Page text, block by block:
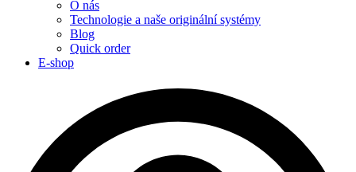
O nás
Technologie a naše originální systémy
Blog
Quick order
E-shop